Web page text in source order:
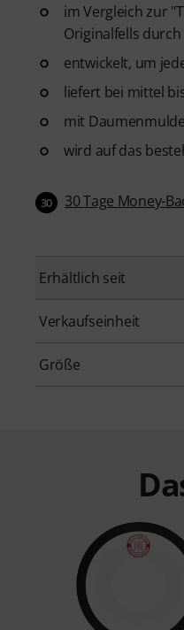
im Vergleich zur
Originalfells
entwickelt, um
liefert bei mittel
mit
wird auf das
30 30 Tage Money-
Erhältlich seit
Verkaufseinheit
Größe